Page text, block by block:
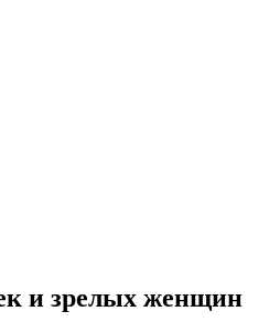
и зрелых женщин